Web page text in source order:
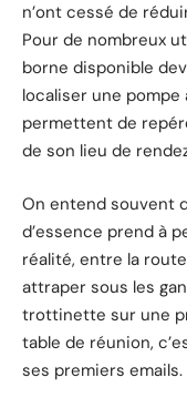
n’ont cessé de
Pour de nombreux
borne disponible
localiser une
permettent de
de son lieu de
On entend souvent
d’essence prend à
réalité, entre la
attraper sous les
trottinette sur une
table de réunion,
ses premiers emails.